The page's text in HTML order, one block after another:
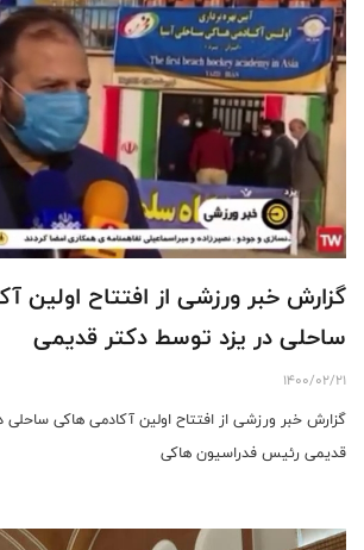
گزارش خبر ورزشی از افتتاح اولین
ساحلی در یزد توسط دکتر قدیمی
1400/02/21
گزارش خبر ورزشی از افتتاح اولین آکادمی هاکی ساحلی
قدیمی رئیس فدراسیون هاکی